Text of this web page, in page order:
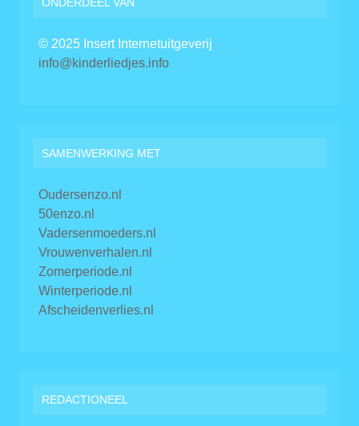
© 2025 Insert Internetuitgeverij
info@kinderliedjes.info
SAMENWERKING MET
Oudersenzo.nl
50enzo.nl
Vadersenmoeders.nl
Vrouwenverhalen.nl
Zomerperiode.nl
Winterperiode.nl
Afscheidenverlies.nl
REDACTIONEEL